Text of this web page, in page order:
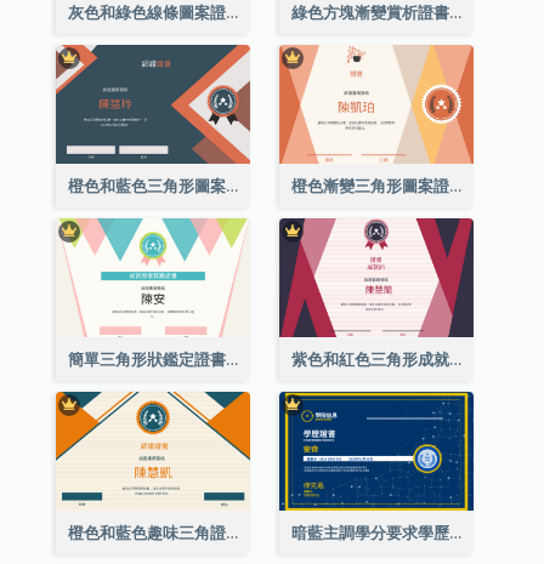
灰色和綠色線條圖案證書 綠色方塊漸變賞析證書
橙色和藍色三角形圖案證書 橙色漸變三角形圖案證書
簡單三角形狀鑑定證書 紫色和紅色三角形成就證書
橙色和藍色趣味三角證書 暗藍主調學分要求學歷證書